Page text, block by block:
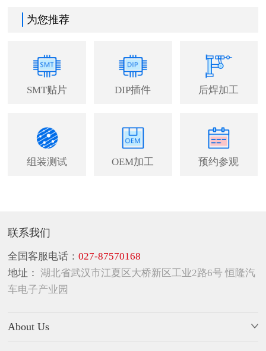
为您推荐
SMT贴片 DIP插件 后焊加工
组装测试 OEM加工 预约参观
联系我们
全国客服电话：027-87570168
地址： 湖北省武汉市江夏区大桥新区工业2路6号 恒隆汽
车电子产业园
About Us